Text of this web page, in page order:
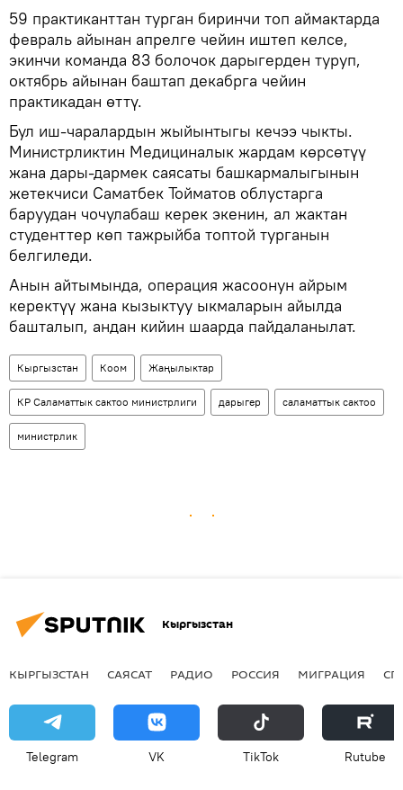
59 практиканттан турган биринчи топ аймактарда
февраль айынан апрелге чейин иштеп келсе,
экинчи команда 83 болочок дарыгерден туруп,
октябрь айынан баштап декабрга чейин
практикадан өттү.
Бул иш-чаралардын жыйынтыгы кечээ чыкты.
Министрликтин Медициналык жардам көрсөтүү
жана дары-дармек саясаты башкармалыгынын
жетекчиси Саматбек Тойматов облустарга
баруудан чочулабаш керек экенин, ал жактан
студенттер көп тажрыйба топтой турганын
белгиледи.
Анын айтымында, операция жасоонун айрым
керектүү жана кызыктуу ыкмаларын айылда
башталып, андан кийин шаарда пайдаланылат.
Кыргызстан Коом Жаңылыктар
КР Саламаттык сактоо министрлиги дарыгер саламаттык сактоо
министрлик
Кыргызстан
КЫРГЫЗСТАН САЯСАТ РАДИО РОССИЯ МИГРАЦИЯ
Telegram VK ТikТоk Rutube